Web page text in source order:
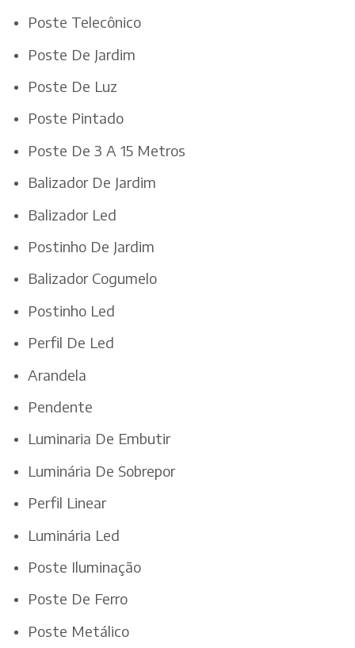
Poste Telecônico
Poste De Jardim
Poste De Luz
Poste Pintado
Poste De 3 A 15 Metros
Balizador De Jardim
Balizador Led
Postinho De Jardim
Balizador Cogumelo
Postinho Led
Perfil De Led
Arandela
Pendente
Luminaria De Embutir
Luminária De Sobrepor
Perfil Linear
Luminária Led
Poste Iluminação
Poste De Ferro
Poste Metálico